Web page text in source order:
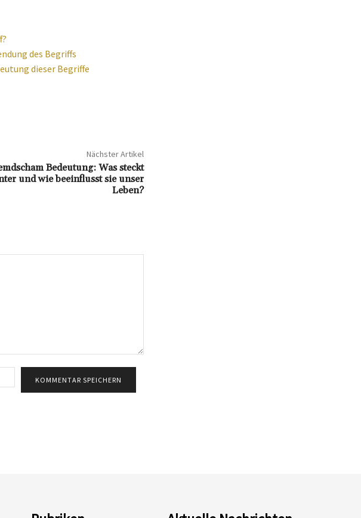
des Begriffs
dieser Begriffe
Nächster Artikel
Bedeutung: Was steckt
und wie beeinflusst sie unser
Leben?
Mail:*